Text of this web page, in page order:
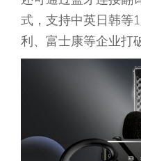
式，支持中英日韩等
利、富士康等企业打